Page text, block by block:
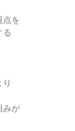
点を
る
みが